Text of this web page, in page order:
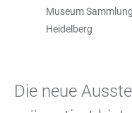
Museum
Heidelberg
Die neue